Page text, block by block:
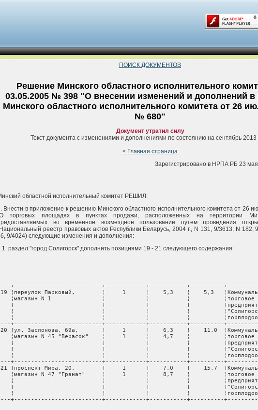
ПОИСК ДОКУМЕНТОВ
Решение Минского областного исполнительного
03.05.2005 № 398 "О внесении изменений и дополнений
Минского областного исполнительного комитета от 26
№ 680"
Документ утратил силу
Текст документа с изменениями и дополнениями по состоянию на сентябрь 2013
< Главная страница
Зарегистрировано в НРПА РБ 23 мая
областной исполнительный комитет РЕШИЛ:
Внести в приложение к решению Минского областного исполнительного комитета от 26
торговых площадях в пунктах продажи, расположенных на территории
во временное возмездное пользование путем проведения
реестр правовых актов Республики Беларусь, 2004 г., N 131, 9/3613; N 182,
9/4024) следующие изменения и дополнения:
раздел "город Солигорск" дополнить позициями 19 - 21 следующего содержания:
+--------------------------+------------+-----------+----------
¦переулок Парковый,        ¦     1      ¦    5,3    ¦    5,3
¦магазин N 1               ¦            ¦           ¦          ¦торговое
¦                          ¦            ¦           ¦
¦                          ¦            ¦           ¦
¦                          ¦            ¦           ¦
+--------------------------+------------+-----------+----------
¦ул. Заслонова, 69а,       ¦     1      ¦    6,3    ¦    11,0
¦магазин N 45 "Верасок"    ¦     1      ¦    4,7    ¦          ¦торговое
¦                          ¦            ¦           ¦
¦                          ¦            ¦           ¦
¦                          ¦            ¦           ¦
+--------------------------+------------+-----------+----------
¦проспект Мира, 20,        ¦     1      ¦    7,0    ¦    15,7
¦магазин N 47 "Гранат"     ¦     1      ¦    8,7    ¦          ¦торговое
¦                          ¦            ¦           ¦
¦                          ¦            ¦           ¦
¦                          ¦            ¦           ¦
+--------------------------+------------+-----------+----------